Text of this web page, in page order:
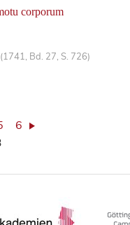
corporum
Bd. 27, S. 726)
6